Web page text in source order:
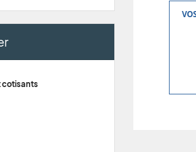
cotisants